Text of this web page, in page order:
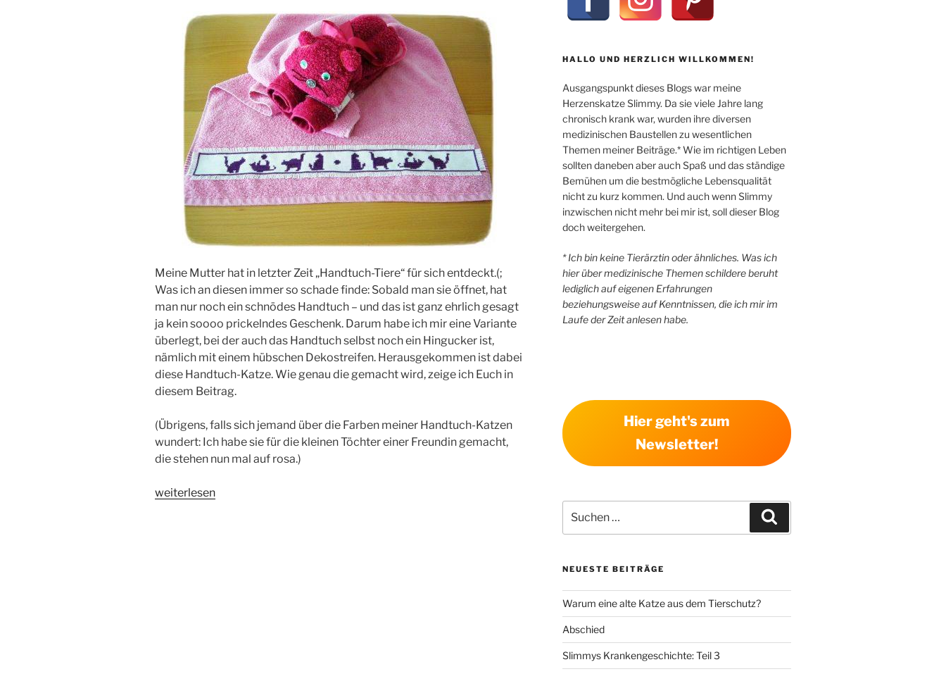
Meine Mutter hat in letzter Zeit „Handtuch-Tiere“ für sich entdeckt.(;
Was ich an diesen immer so schade finde: Sobald man sie öffnet, hat
man nur noch ein schnödes Handtuch – und das ist ganz ehrlich gesagt
ja kein soooo prickelndes Geschenk. Darum habe ich mir eine Variante
überlegt, bei der auch das Handtuch selbst noch ein Hingucker ist,
nämlich mit einem hübschen Dekostreifen. Herausgekommen ist dabei
diese Handtuch-Katze. Wie genau die gemacht wird, zeige ich Euch in
diesem Beitrag.
(Übrigens, falls sich jemand über die Farben meiner Handtuch-Katzen
wundert: Ich habe sie für die kleinen Töchter einer Freundin gemacht,
die stehen nun mal auf rosa.)
„Handtuch-
weiterlesen
HALLO UND HERZLICH WILLKOMMEN!
Ausgangspunkt dieses Blogs war meine
Herzenskatze Slimmy. Da sie viele Jahre lang
chronisch krank war, wurden ihre diversen
medizinischen Baustellen zu wesentlichen
Themen meiner Beiträge.* Wie im richtigen Leben
sollten daneben aber auch Spaß und das ständige
Bemühen um die bestmögliche Lebensqualität
nicht zu kurz kommen. Und auch wenn Slimmy
inzwischen nicht mehr bei mir ist, soll dieser Blog
doch weitergehen.
* Ich bin keine Tierärztin oder ähnliches. Was ich
hier über medizinische Themen schildere beruht
lediglich auf eigenen Erfahrungen
beziehungsweise auf Kenntnissen, die ich mir im
Laufe der Zeit anlesen habe.
Hier geht's zum
Newsletter!
nach:
NEUESTE BEITRÄGE
Warum eine alte Katze aus dem Tierschutz?
Abschied
Slimmys Krankengeschichte: Teil 3